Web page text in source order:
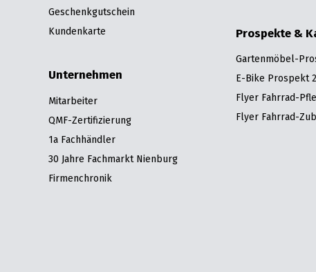
Geschenkgutschein
Kundenkarte
Unternehmen
Mitarbeiter
QMF-Zertifizierung
1a Fachhändler
30 Jahre Fachmarkt Nienburg
Firmenchronik
Prospekte &
Gartenmöbel-
E-Bike Prospekt
Flyer Fahrrad-
Flyer Fahrrad-